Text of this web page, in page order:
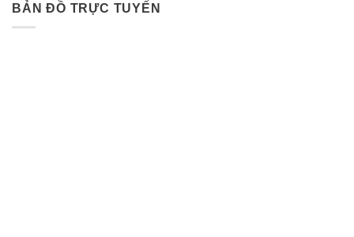
BẢN ĐỒ TRỰC TUYẾN